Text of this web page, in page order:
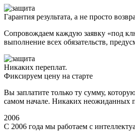
Гарантия результата, а не просто
Сопровождаем каждую заявку «под
выполнение всех обязательств,
Никаких переплат.
Фиксируем цену на старте
Вы заплатите только ту сумму,
самом начале. Никаких неожиданных
2006
С 2006 года мы работаем с